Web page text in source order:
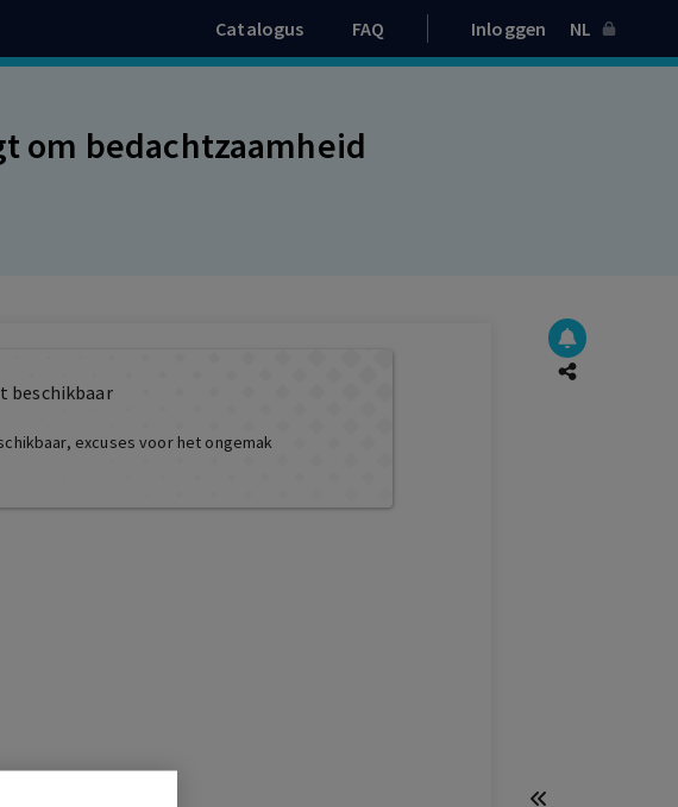
Catalogus FAQ Inloggen NL
om bedachtzaamheid
beschikbaar
excuses voor het ongemak